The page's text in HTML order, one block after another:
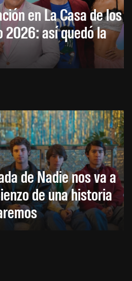
en La Casa de los
2026: así quedó la
de Nadie nos va a
de una historia